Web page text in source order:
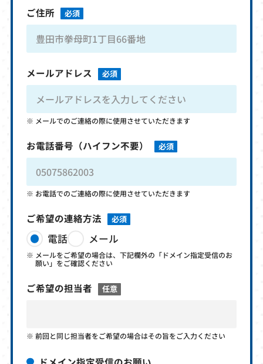
ご住所 必須
メールアドレス 必須
メールでのご連絡の際に使用させていただきます
お電話番号 （ハイフン不要） 必須
お電話でのご連絡の際に使用させていただきます
ご希望の連絡方法 必須
電話 メール
メールをご希望の場合は、下記欄外の「ドメイン指定受信のお
願い」をご確認ください
ご希望の担当者 任意
前回と同じ担当者をご希望の場合はその旨をご入力ください